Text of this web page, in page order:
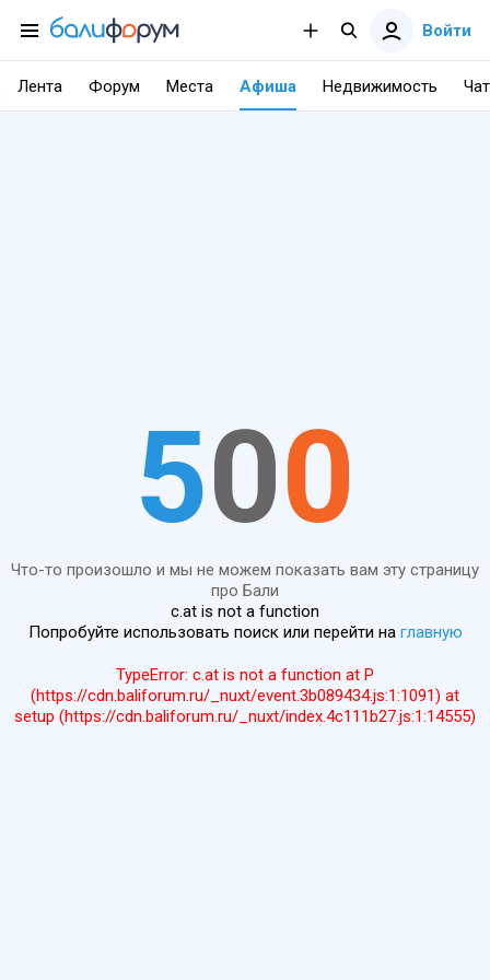
Войти
Лента Форум Места Афиша Недвижимость Чат
500
Что-то произошло и мы не можем показать вам эту страницу
про Бали
c.at is not a function
Попробуйте использовать поиск или перейти на главную
TypeError: c.at is not a function at P
(https://cdn.baliforum.ru/_nuxt/event.3b089434.js:1:1091) at
setup (https://cdn.baliforum.ru/_nuxt/index.4c111b27.js:1:14555)